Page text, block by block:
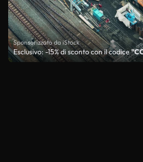
Sponsorizzato da iStock
Esclusivo: -15% di sconto con il codice